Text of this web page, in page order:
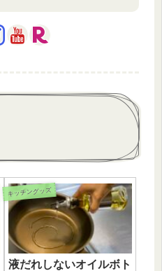
キッチングッズ
液だれしないオイルボト